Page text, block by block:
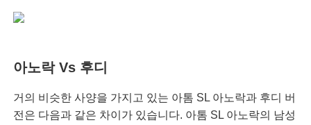
아노락 Vs 후디
거의 비슷한 사양을 가지고 있는 아톰 SL 아노락과 후디 버
전은 다음과 같은 차이가 있습니다. 아톰 SL 아노락의 남성